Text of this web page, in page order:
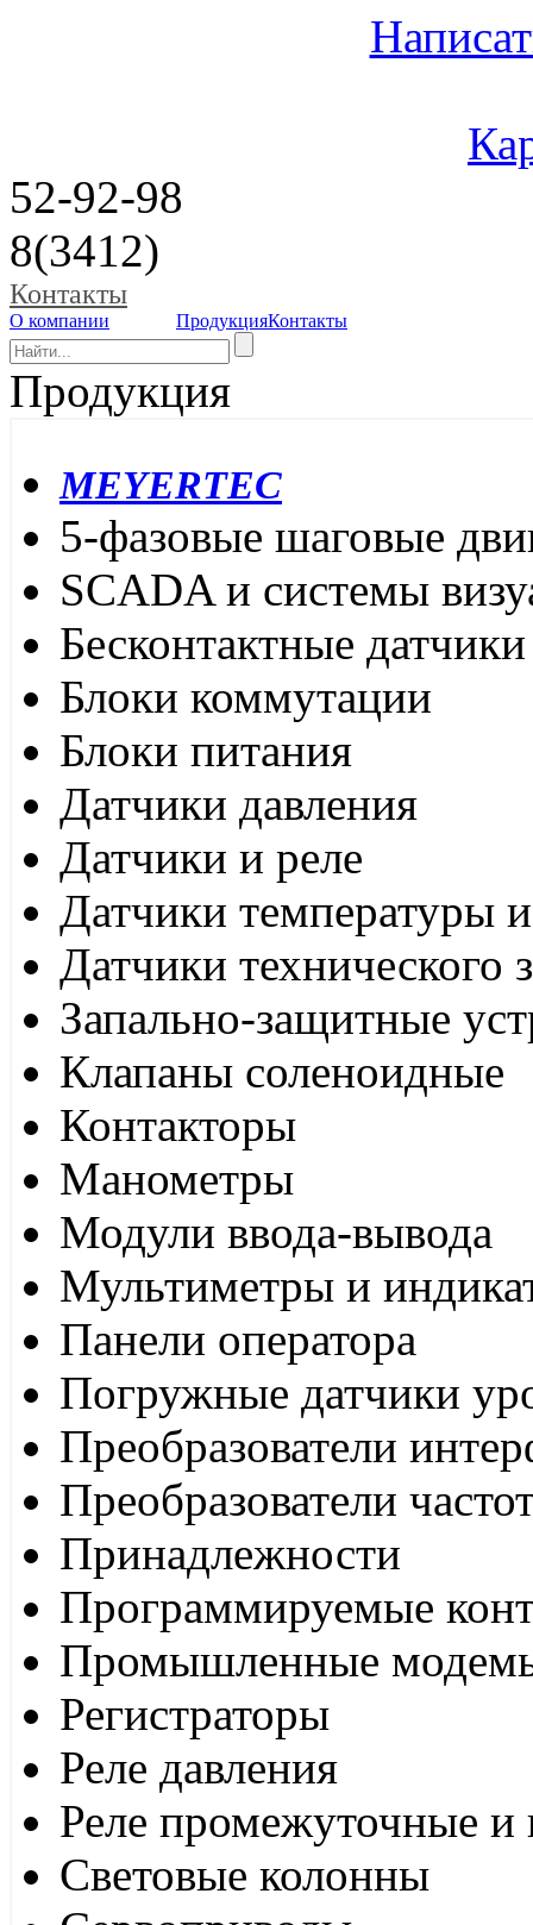
52-92-98
8(3412)
Контакты
О компании ПродукцияКонтакты
Продукция
MEYERTEC
5-фазовые шаговые
SCADA и системы
Бесконтактные датчики
Блоки коммутации
Блоки питания
Датчики давления
Датчики и реле
Датчики температуры
Датчики технического
Запально-защитные
Клапаны соленоидные
Контакторы
Манометры
Модули ввода-вывода
Мультиметры и
Панели оператора
Погружные датчики
Преобразователи
Преобразователи
Принадлежности
Программируемые
Промышленные
Регистраторы
Реле давления
Реле промежуточные и
Световые колонны